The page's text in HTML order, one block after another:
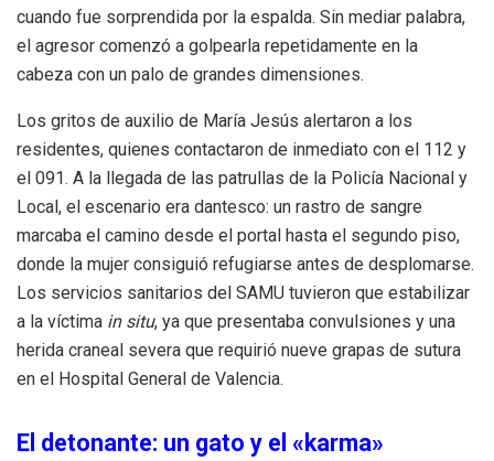
cuando fue sorprendida por la espalda. Sin mediar palabra,
el agresor comenzó a golpearla repetidamente en la
cabeza con un palo de grandes dimensiones.
Los gritos de auxilio de María Jesús alertaron a los
residentes, quienes contactaron de inmediato con el 112 y
el 091. A la llegada de las patrullas de la Policía Nacional y
Local, el escenario era dantesco: un rastro de sangre
marcaba el camino desde el portal hasta el segundo piso,
donde la mujer consiguió refugiarse antes de desplomarse.
Los servicios sanitarios del SAMU tuvieron que estabilizar
a la víctima in situ, ya que presentaba convulsiones y una
herida craneal severa que requirió nueve grapas de sutura
en el Hospital General de Valencia.
El detonante: un gato y el «karma»